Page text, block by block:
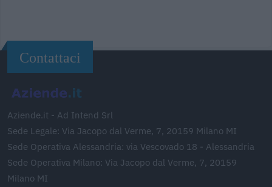
Contattaci
Aziende.it - Ad Intend Srl
Sede Legale: Via Jacopo dal Verme, 7, 20159 Milano MI
Sede Operativa Alessandria: via Vescovado 18 - Alessandria
Sede Operativa Milano: Via Jacopo dal Verme, 7, 20159
Milano MI